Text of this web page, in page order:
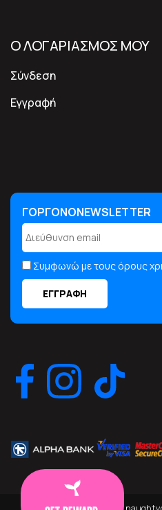
Ο ΛΟΓΑΡΙΑΣΜΟΣ ΜΟΥ
Σύνδεση
Εγγραφή
ΓΟΡΓΟΝΟNEWSLETTER
Συμφωνώ με τους όρους